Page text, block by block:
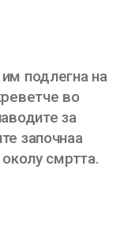
подлегна на
во
за
започнаа
смртта.